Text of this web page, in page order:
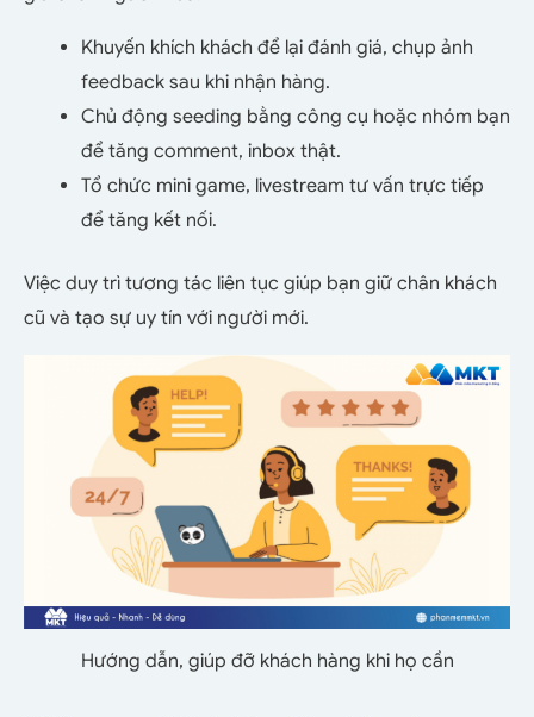
Khuyến khích khách để lại đánh giá, chụp ảnh
feedback sau khi nhận hàng.
Chủ động seeding bằng công cụ hoặc nhóm bạn
để tăng comment, inbox thật.
Tổ chức mini game, livestream tư vấn trực tiếp
để tăng kết nối.
Việc duy trì tương tác liên tục giúp bạn giữ chân khách
cũ và tạo sự uy tín với người mới.
Hướng dẫn, giúp đỡ khách hàng khi họ cần